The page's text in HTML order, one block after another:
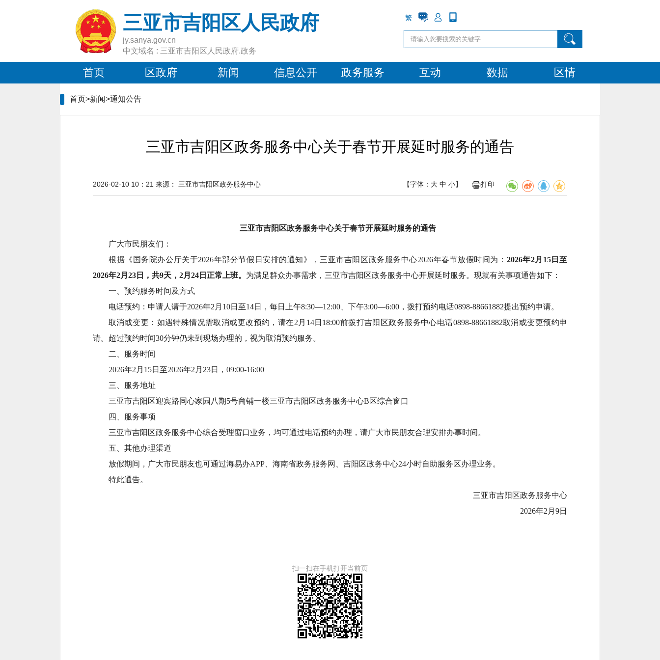
三亚市吉阳区人民政府
jy.sanya.gov.cn
中文域名 : 三亚市吉阳区人民政府.政务
繁
首页 区政府 新闻 信息公开 政务服务 互动 数据 区情
首页>新闻>通知公告
三亚市吉阳区政务服务中心关于春节开展延时服务的通告
【字体： 大 中 小】 打印
2026-02-10 10：21 来源： 三亚市吉阳区政务服务中心
三亚市吉阳区政务服务中心关于春节开展延时服务的通告
广大市民朋友们：
根据《国务院办公厅关于2026年部分节假日安排的通知》，三亚市吉阳区政务服务中心2026年春节放假时间为： 2026年2月15日至
2026年2月23日，共9天，2月24日正常上班。 为满足群众办事需求，三亚市吉阳区政务服务中心开展延时服务。现就有关事项通告如下：
一、预约服务时间及方式
电话预约：申请人请于2026年2月10日至14日，每日上午8:30—12:00、下午3:00—6:00，拨打预约电话0898-88661882提出预约申请。
取消或变更：如遇特殊情况需取消或更改预约，请在2月14日18:00前拨打吉阳区政务服务中心电话0898-88661882取消或变更预约申
请。超过预约时间30分钟仍未到现场办理的，视为取消预约服务。
二、服务时间
2026年2月15日至2026年2月23日，09:00-16:00
三、服务地址
三亚市吉阳区迎宾路同心家园八期5号商铺一楼三亚市吉阳区政务服务中心B区综合窗口
四、服务事项
三亚市吉阳区政务服务中心综合受理窗口业务，均可通过电话预约办理，请广大市民朋友合理安排办事时间。
五、其他办理渠道
放假期间，广大市民朋友也可通过海易办APP、海南省政务服务网、吉阳区政务中心24小时自助服务区办理业务。
特此通告。
三亚市吉阳区政务服务中心
2026年2月9日
扫一扫在手机打开当前页